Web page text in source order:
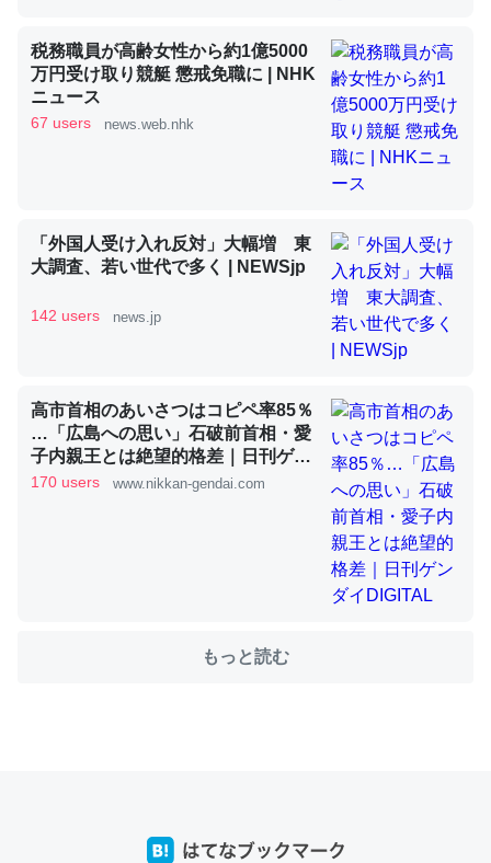
論文では「淡水はカルシウムも酸素も不足してて両方に不
いる鋏角類（カブトガニ・ウミグモ）はカルシウムを使わ
ずキチンを強化してる筈だが、酵素が違うのか？
─ニュース :: 【研究発表】昆虫学の大問題＝「昆虫はなぜ海にいな
これを元に考えるとカルシウムを大量に使う脊椎動物と貝
類は苦労してるんだな…。腹足類だと殻を無くしてナメク
─ニュース :: 【研究発表】昆虫学の大問題＝「昆虫はなぜ海にいな
税務職員が高齢女性から約1億5000
万円受け取り競艇 懲戒免職に | NHK
ニュース
67 users news.web.nhk
「外国人受け入れ反対」大幅増 東
大調査、若い世代で多く | NEWSjp
142 users news.jp
高市首相のあいさつはコピペ率85％
…「広島への思い」石破前首相・愛
子内親王とは絶望的格差｜日刊ゲン
ダイDIGITAL
170 users www.nikkan-gendai.com
もっと読む